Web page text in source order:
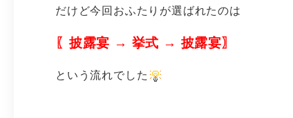
だけど今回おふたりが選ばれたのは
〖披露宴 → 挙式 → 披露宴〗
という流れでした